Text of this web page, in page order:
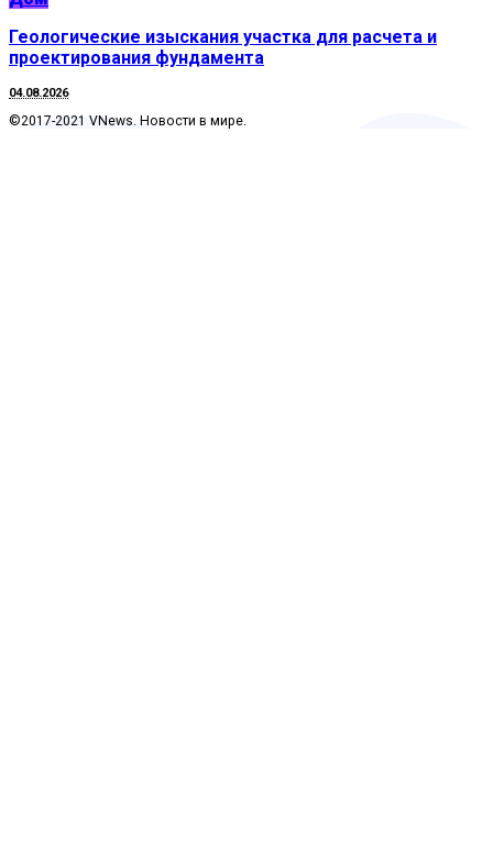
Геологические изыскания участка для расчета и
проектирования фундамента
04.08.2026
©2017-2021 VNews. Новости в мире.